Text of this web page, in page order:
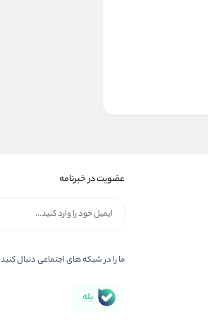
عضویت در خبرنامه
ما را در شبکه های اجتماعی دنبال کنید
بله